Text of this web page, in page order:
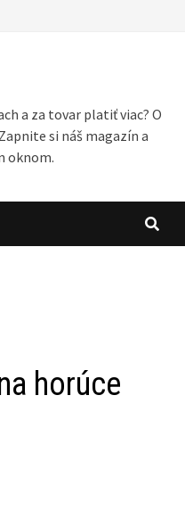
a za tovar platiť viac? O
si náš magazín a
oknom.
horúce